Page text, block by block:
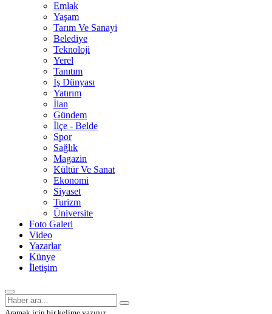
Emlak
Yaşam
Tarım Ve Sanayi
Belediye
Teknoloji
Yerel
Tanıtım
İş Dünyası
Yatırım
İlan
Gündem
İlçe - Belde
Spor
Sağlık
Magazin
Kültür Ve Sanat
Ekonomi
Siyaset
Turizm
Üniversite
Foto Galeri
Video
Yazarlar
Künye
İletişim